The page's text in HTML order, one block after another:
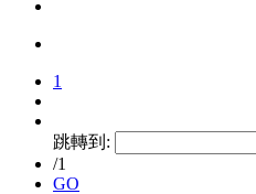
1
跳轉到:
/1
GO